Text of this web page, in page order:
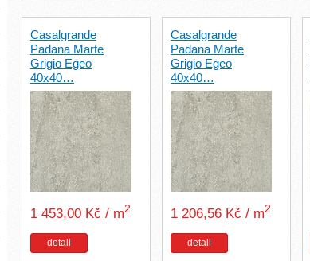
Casalgrande
Padana Marte
Grigio Egeo
40x40…
1 453,00 Kč / m2
detail
Casalgrande
Padana Marte
Grigio Egeo
40x40…
1 206,56 Kč / m2
detail